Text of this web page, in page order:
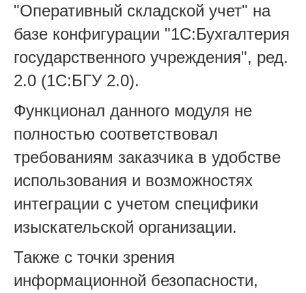
"Оперативный складской учет" на
базе конфигурации "1С:Бухгалтерия
государственного учреждения", ред.
2.0 (1С:БГУ 2.0).
Функционал данного модуля не
полностью соответствовал
требованиям заказчика в удобстве
использования и возможностях
интеграции с учетом специфики
изыскательской организации.
Также с точки зрения
информационной безопасности,